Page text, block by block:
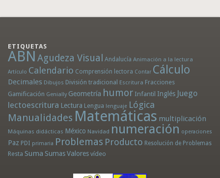
ETIQUETAS
ABN Agudeza Visual Andalucía Animación a la lectura
Artículo Calendario Comprensión lectora Contar Cálculo
Decimales Dibujos División tradicional Escritura Fracciones
Gamificación Genially Geometría humor Infantil Inglés Juego
lectoescritura Lectura Lengua lenguaje Lógica
Manualidades Matemáticas multiplicación
Máquinas didácticas México Navidad numeración operaciones
Paz PDI primaria Problemas Producto Resolución de Problemas
Resta Suma Sumas Valores vídeo